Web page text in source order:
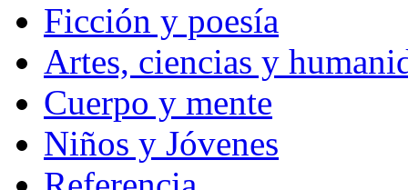
Ficción y poesía
Artes, ciencias y
Cuerpo y mente
Niños y Jóvenes